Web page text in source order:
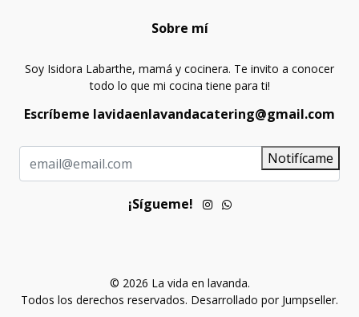
Sobre mí
Soy Isidora Labarthe, mamá y cocinera. Te invito a conocer
todo lo que mi cocina tiene para ti!
Escríbeme lavidaenlavandacatering@gmail.com
Notifícame
¡Sígueme!
© 2026 La vida en lavanda.
Todos los derechos reservados. Desarrollado por Jumpseller.